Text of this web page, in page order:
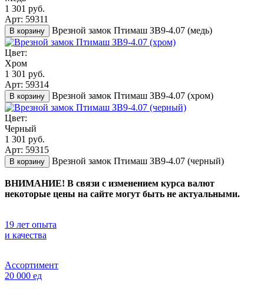
1 301 руб.
Арт: 59311
В корзину Врезной замок Птимаш ЗВ9-4.07 (медь)
Цвет:
Хром
1 301 руб.
Арт: 59314
В корзину Врезной замок Птимаш ЗВ9-4.07 (хром)
Цвет:
Черный
1 301 руб.
Арт: 59315
В корзину Врезной замок Птимаш ЗВ9-4.07 (черный)
ВНИМАНИЕ! В связи с изменением курса валют
некоторые цены на сайте могут быть не актуальными.
19 лет опыта
и качества
Ассортимент
20 000 ед